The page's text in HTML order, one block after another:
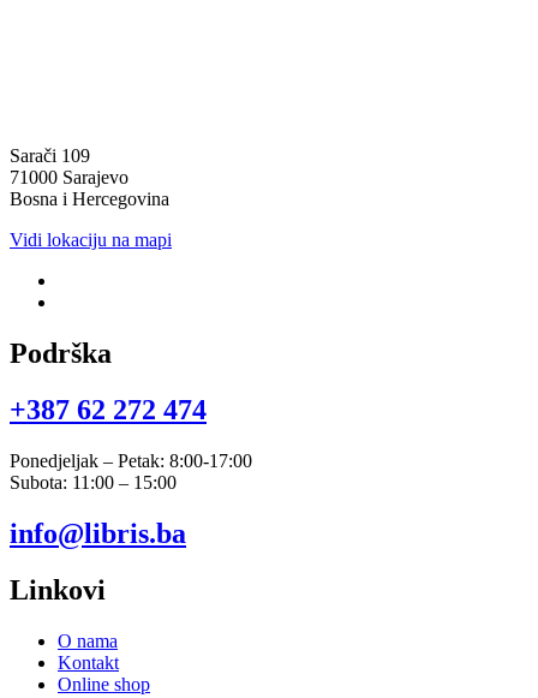
Sarači 109
71000 Sarajevo
Bosna i Hercegovina
Vidi lokaciju na mapi
Podrška
+387 62 272 474​
Ponedjeljak – Petak: 8:00-17:00
Subota: 11:00 – 15:00
info@libris.ba
Linkovi
O nama
Kontakt
Online shop